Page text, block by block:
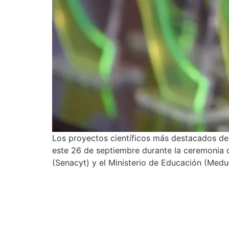
Los proyectos científicos más destacados
este 26 de septiembre durante la
(Senacyt) y el Ministerio de Educación